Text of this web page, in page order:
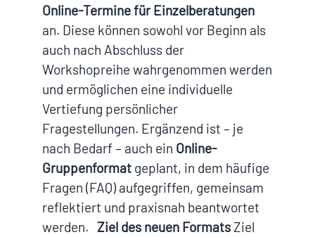
Online-Termine für Einzelberatungen
an. Diese können sowohl vor Beginn als
auch nach Abschluss der
Workshopreihe wahrgenommen werden
und ermöglichen eine individuelle
Vertiefung persönlicher
Fragestellungen. Ergänzend ist – je
nach Bedarf – auch ein Online-
Gruppenformat geplant, in dem häufige
Fragen (FAQ) aufgegriffen, gemeinsam
reflektiert und praxisnah beantwortet
werden. Ziel des neuen FormatsZiel